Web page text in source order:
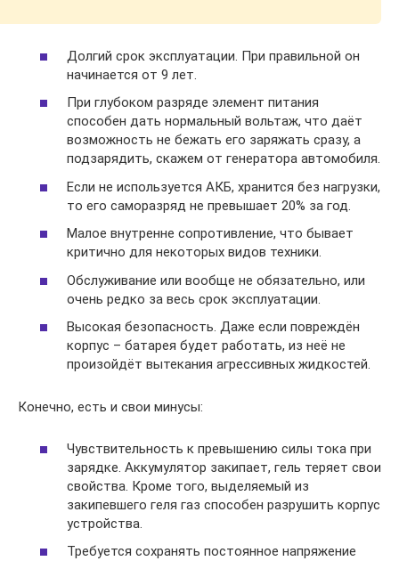
Долгий срок эксплуатации. При правильной он
начинается от 9 лет.
При глубоком разряде элемент питания
способен дать нормальный вольтаж, что даёт
возможность не бежать его заряжать сразу, а
подзарядить, скажем от генератора автомобиля.
Если не используется АКБ, хранится без нагрузки,
то его саморазряд не превышает 20% за год.
Малое внутренне сопротивление, что бывает
критично для некоторых видов техники.
Обслуживание или вообще не обязательно, или
очень редко за весь срок эксплуатации.
Высокая безопасность. Даже если повреждён
корпус – батарея будет работать, из неё не
произойдёт вытекания агрессивных жидкостей.
Конечно, есть и свои минусы:
Чувствительность к превышению силы тока при
зарядке. Аккумулятор закипает, гель теряет свои
свойства. Кроме того, выделяемый из
закипевшего геля газ способен разрушить корпус
устройства.
Требуется сохранять постоянное напряжение